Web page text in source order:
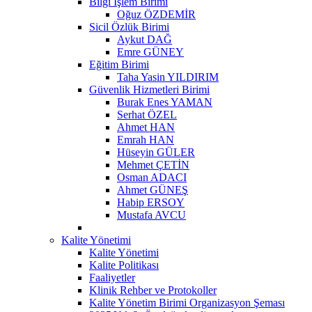
Oğuz ÖZDEMİR
Sicil Özlük Birimi
Aykut DAĞ
Emre GÜNEY
Eğitim Birimi
Taha Yasin YILDIRIM
Güvenlik Hizmetleri Birimi
Burak Enes YAMAN
Serhat ÖZEL
Ahmet HAN
Emrah HAN
Hüseyin GÜLER
Mehmet ÇETİN
Osman ADACI
Ahmet GÜNEŞ
Habip ERSOY
Mustafa AVCU
Kalite Yönetimi
Kalite Yönetimi
Kalite Politikası
Faaliyetler
Klinik Rehber ve Protokoller
Kalite Yönetim Birimi Organizasyon Şeması